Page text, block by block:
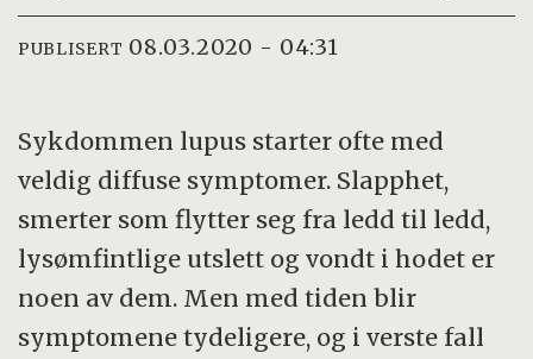
PUBLISERT 08.03.2020 - 04:31
Sykdommen lupus starter ofte med
veldig diffuse symptomer. Slapphet,
smerter som flytter seg fra ledd til ledd,
lysømfintlige utslett og vondt i hodet er
noen av dem. Men med tiden blir
symptomene tydeligere, og i verste fall